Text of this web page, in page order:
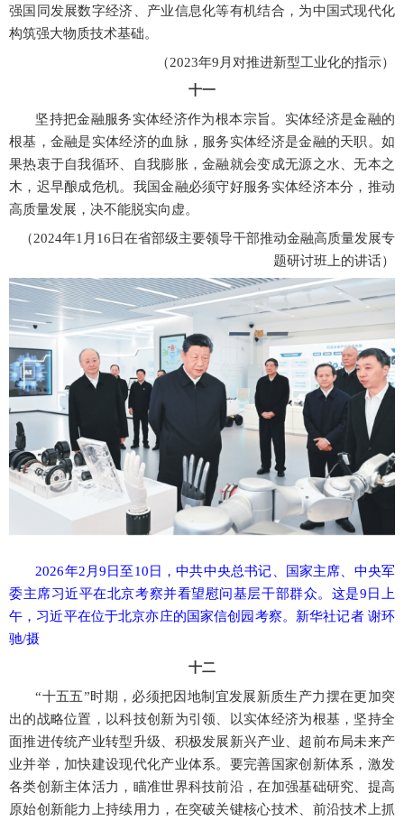
强国同发展数字经济、产业信息化等有机结合，为中国式现代化
构筑强大物质技术基础。
（2023年9月对推进新型工业化的指示）
十一
坚持把金融服务实体经济作为根本宗旨。实体经济是金融的
根基，金融是实体经济的血脉，服务实体经济是金融的天职。如
果热衷于自我循环、自我膨胀，金融就会变成无源之水、无本之
木，迟早酿成危机。我国金融必须守好服务实体经济本分，推动
高质量发展，决不能脱实向虚。
（2024年1月16日在省部级主要领导干部推动金融高质量发展专
题研讨班上的讲话）
2026年2月9日至10日，中共中央总书记、国家主席、中央军
委主席习近平在北京考察并看望慰问基层干部群众。这是9日上
午，习近平在位于北京亦庄的国家信创园考察。新华社记者 谢环
驰/摄
十二
“十五五”时期，必须把因地制宜发展新质生产力摆在更加突
出的战略位置，以科技创新为引领、以实体经济为根基，坚持全
面推进传统产业转型升级、积极发展新兴产业、超前布局未来产
业并举，加快建设现代化产业体系。要完善国家创新体系，激发
各类创新主体活力，瞄准世界科技前沿，在加强基础研究、提高
原始创新能力上持续用力，在突破关键核心技术、前沿技术上抓